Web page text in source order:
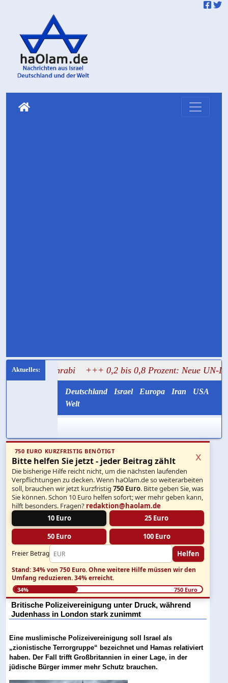
+++ 0,2 bis 0,8 Prozent: Neue UN-Daten
Deutschland Israel Europa Iran
USA
Welt
750 EURO KURZFRISTIG BENÖTIGT
Bitte helfen Sie jetzt - jeder Beitrag zählt
Die bisherige Hilfe reicht nicht, um die nächsten laufenden
Verpflichtungen zu decken. Wenn haOlam.de so weiterarbeiten
soll, brauchen wir jetzt kurzfristig750 Euro. Bitte geben Sie, was
Sie können. Schon 10 Euro helfen sofort; wer mehr geben kann,
hilft besonders. Fragen? redaktion@haolam.de
10 Euro
25 Euro
50 Euro 100 Euro
Freier Betrag Helfen
x
Stand: 34% von 750 Euro.Ohne weitere Hilfe müssen wir den
Umfang reduzieren.34% erreicht.
34% 750 Euro
Britische Polizeivereinigung unter Druck, während
Judenhass in London stark zunimmt
Eine muslimische Polizeivereinigung soll Israel als
„zionistische Terrorgruppe“ bezeichnet und Hamas relativiert
haben. Der Fall trifft Großbritannien in einer Lage, in der
jüdische Bürger immer mehr Schutz brauchen.